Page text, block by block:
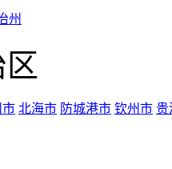
州
市 北海市 防城港市 钦州市 贵